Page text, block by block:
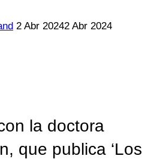
2 Abr 20242 Abr 2024
la doctora
que publica ‘Los